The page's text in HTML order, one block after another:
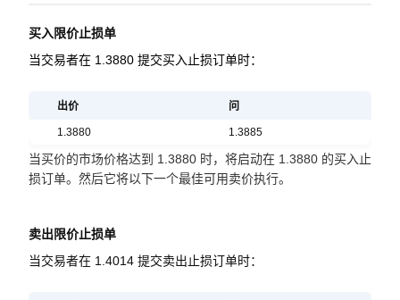
买入限价止损单
当交易者在 1.3880 提交买入止损订单时：
出价 问
1.3880 1.3885
当买价的市场价格达到 1.3880 时，将启动在 1.3880 的买入止
损订单。然后它将以下一个最佳可用卖价执行。
卖出限价止损单
当交易者在 1.4014 提交卖出止损订单时：